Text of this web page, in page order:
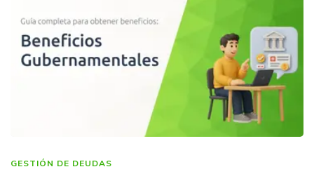
GESTIÓN DE DEUDAS